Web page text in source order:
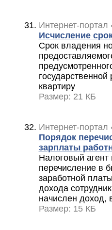
Интернет-
Исчисление
Срок владения
квартиру
Размер: 21 КБ
Интернет-
Порядок
зарплаты
Налоговый агент
перечисление в
заработной
дохода
начислен доход,
Размер: 15 КБ